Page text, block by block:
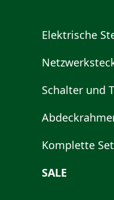
Elektrische
Schalter und
Komplette
SALE